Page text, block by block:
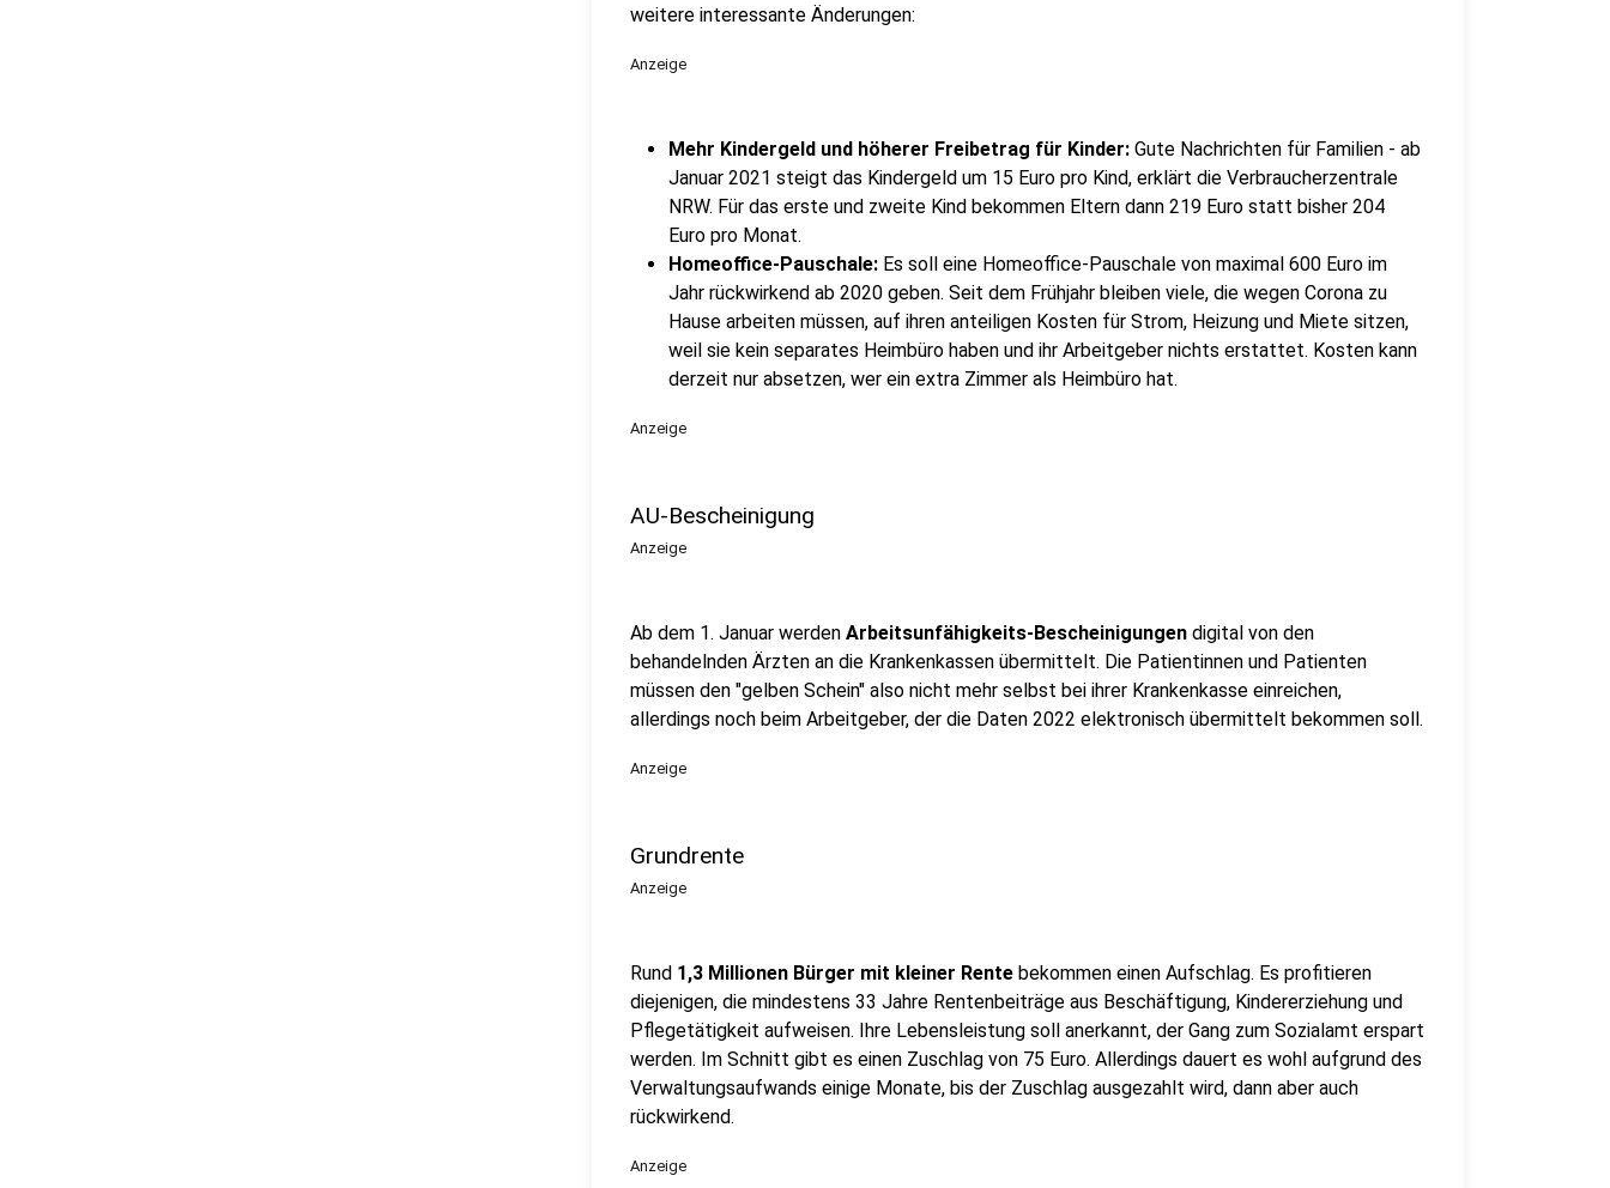
weitere interessante Änderungen:
Anzeige
Mehr Kindergeld und höherer Freibetrag für Kinder: Gute Nachrichten für Familien - ab
Januar 2021 steigt das Kindergeld um 15 Euro pro Kind, erklärt die Verbraucherzentrale
NRW. Für das erste und zweite Kind bekommen Eltern dann 219 Euro statt bisher 204
Euro pro Monat.
Homeoffice-Pauschale: Es soll eine Home­office-Pauschale von maximal 600 Euro im
Jahr rück­wirkend ab 2020 geben. Seit dem Früh­jahr bleiben viele, die wegen Corona zu
Hause arbeiten müssen, auf ihren anteiligen Kosten für Strom, Heizung und Miete sitzen,
weil sie kein separates Heimbüro haben und ihr Arbeit­geber nichts erstattet. Kosten kann
derzeit nur absetzen, wer ein extra Zimmer als Heimbüro hat.
Anzeige
AU-Bescheinigung
Anzeige
Ab dem 1. Januar werden Arbeitsunfähigkeits-Bescheinigungen digital von den
behandelnden Ärzten an die Krankenkassen übermittelt. Die Patientinnen und Patienten
müssen den "gelben Schein" also nicht mehr selbst bei ihrer Krankenkasse einreichen,
allerdings noch beim Arbeitgeber, der die Daten 2022 elektronisch übermittelt bekommen soll.
Anzeige
Grundrente
Anzeige
Rund 1,3 Millionen Bürger mit kleiner Rente bekommen einen Aufschlag. Es profitieren
diejenigen, die mindestens 33 Jahre Rentenbeiträge aus Beschäftigung, Kindererziehung und
Pflegetätigkeit aufweisen. Ihre Lebensleistung soll anerkannt, der Gang zum Sozialamt erspart
werden. Im Schnitt gibt es einen Zuschlag von 75 Euro. Allerdings dauert es wohl aufgrund des
Verwaltungsaufwands einige Monate, bis der Zuschlag ausgezahlt wird, dann aber auch
rückwirkend.
Anzeige